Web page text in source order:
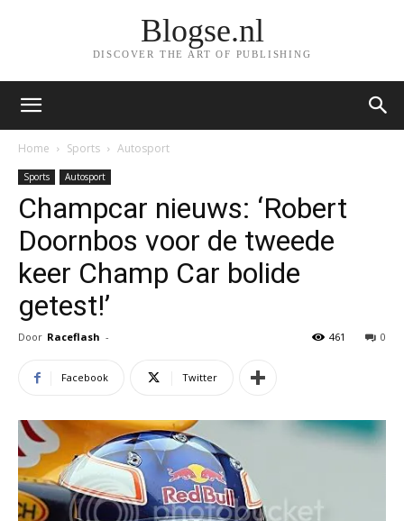
Blogse.nl
DISCOVER THE ART OF PUBLISHING
Home Sports Autosport
Sports Autosport
Champcar nieuws: ‘Robert
Doornbos voor de tweede
keer Champ Car bolide
getest!’
Door Raceflash - 0
461
Facebook Twitter